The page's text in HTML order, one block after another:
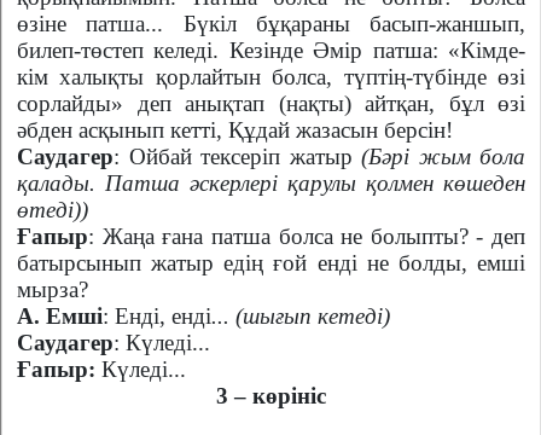
өзіне патша... Бүкіл бұқараны басып-жаншып,
билеп-төстеп келеді. Кезінде Әмір патша: «Кімде-
кім халықты қорлайтын болса, түптің-түбінде өзі
сорлайды» деп анықтап (нақты) айтқан, бұл өзі
әбден асқынып кетті, Құдай жазасын берсін!
Саудагер: Ойбай тексеріп жатыр (Бәрі жым бола
қалады. Патша әскерлері қарулы қолмен көшеден
өтеді))
Ғапыр: Жаңа ғана патша болса не болыпты? - деп
батырсынып жатыр едің ғой енді не болды, емші
мырза?
А. Емші: Енді, енді... (шығып кетеді)
Саудагер: Күледі...
Ғапыр: Күледі...
3 – көрініс